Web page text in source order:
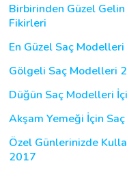
Birbirinden Güzel
Fikirleri
En Güzel Saç
Gölgeli Saç Modelleri
Düğün Saç Modelleri
Akşam Yemeği İçin
Özel Günlerinizde
2017